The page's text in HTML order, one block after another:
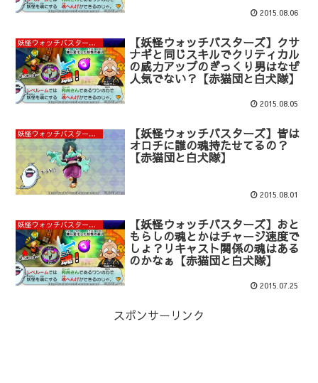
2015.08.06
妖怪ウォッチバスターズ赤猫団と白犬隊攻略まとめ 【妖怪ウォッチバスターズ】クサ
ナギと同じスキルでクリティカル
の威力アップのぎっくり男はなぜ
人気でない？【赤猫団と白犬隊】
2015.08.05
妖怪ウォッチバスターズ赤猫団と白犬隊攻略まとめ 【妖怪ウォッチバスターズ】皆は
オロチに誰の魂持たせてるの？
【赤猫団と白犬隊】
2015.08.01
妖怪ウォッチバスターズ赤猫団と白犬隊攻略まとめ 【妖怪ウォッチバスターズ】おと
もらしの魂とかはチャージ速度で
しょ？リキャスト関係の魂はある
のかなぁ【赤猫団と白犬隊】
2015.07.25
スポンサーリンク